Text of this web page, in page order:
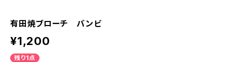
有田焼ブローチ バンビ
¥1,200
残り1点